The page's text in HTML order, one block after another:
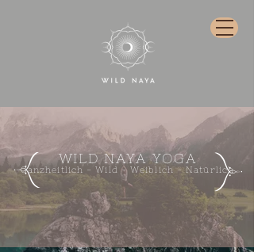
WILD NAYA YOGA
Ganzheitlich - Wild - Weiblich - Natürlich